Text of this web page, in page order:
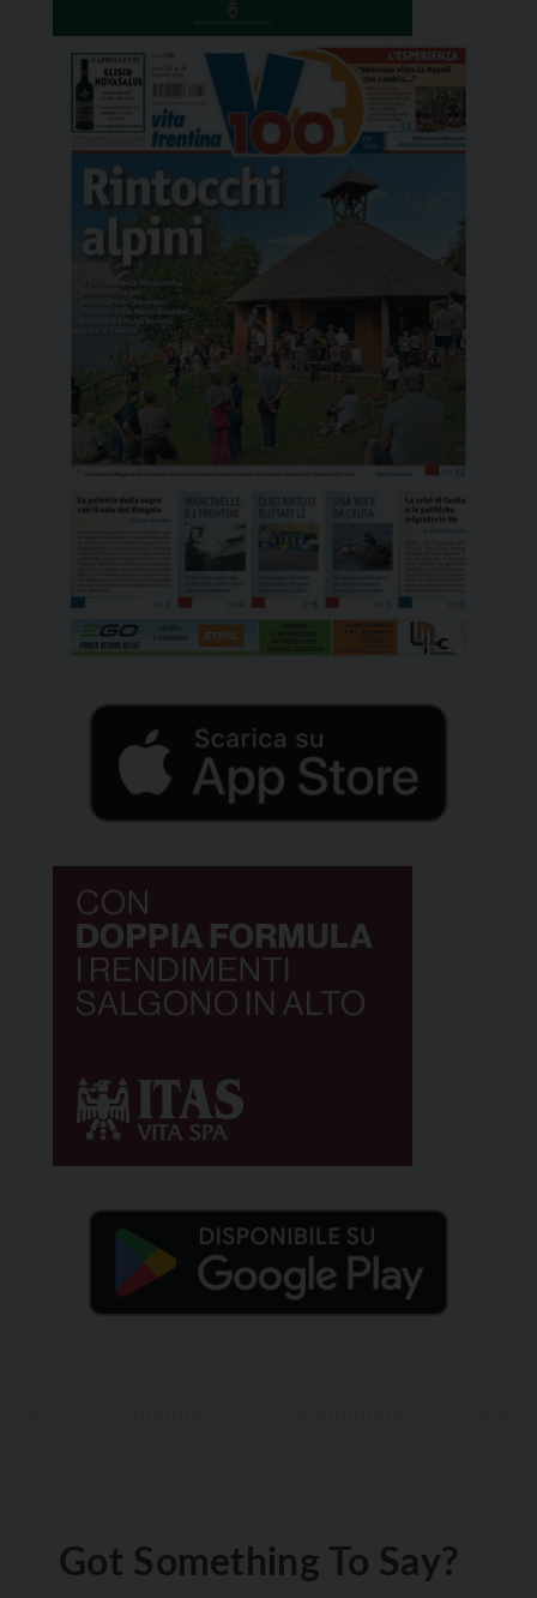
Got Something To Say?